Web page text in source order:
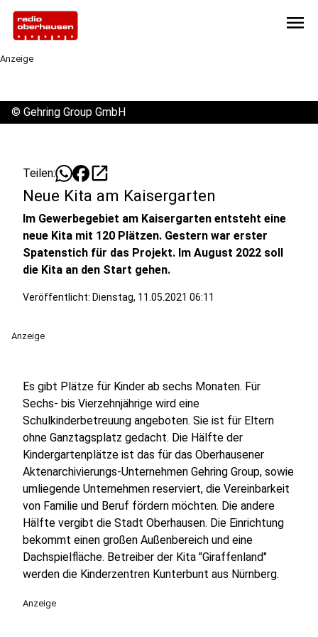
menu
Anzeige
© Gehring Group GmbH
Teilen: open_in_new
Neue Kita am Kaisergarten
Im Gewerbegebiet am Kaisergarten entsteht eine
neue Kita mit 120 Plätzen. Gestern war erster
Spatenstich für das Projekt. Im August 2022 soll
die Kita an den Start gehen.
Veröffentlicht: Dienstag, 11.05.2021 06:11
Anzeige
Es gibt Plätze für Kinder ab sechs Monaten. Für
Sechs- bis Vierzehnjährige wird eine
Schulkinderbetreuung angeboten. Sie ist für Eltern
ohne Ganztagsplatz gedacht. Die Hälfte der
Kindergartenplätze ist das für das Oberhausener
Aktenarchivierungs-Unternehmen Gehring Group, sowie
umliegende Unternehmen reserviert, die Vereinbarkeit
von Familie und Beruf fördern möchten. Die andere
Hälfte vergibt die Stadt Oberhausen. Die Einrichtung
bekommt einen großen Außenbereich und eine
Dachspielfläche. Betreiber der Kita "Giraffenland"
werden die Kinderzentren Kunterbunt aus Nürnberg.
Anzeige